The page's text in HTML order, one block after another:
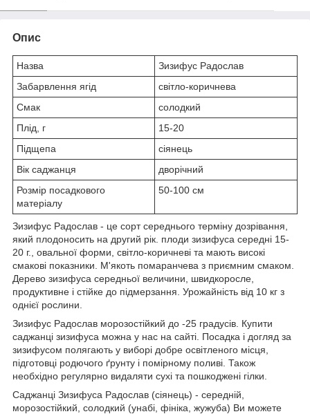
Опис
Назва
Зизифус Радослав
Забарвлення ягід
світло-коричнева
Смак
солодкий
Плід, г
15-20
Підщепа
сіянець
Вік саджанця
дворічний
Розмір посадкового
матеріалу
50-100 см
Зизифус Радослав - це сорт середнього терміну дозрівання,
який плодоносить на другий рік. плоди зизифуса середні 15-
20 г., овальної форми, світло-коричневі та мають високі
смакові показники. М'якоть помаранчева з приємним смаком.
Дерево зизифуса середньої величини, швидкоросле,
продуктивне і стійке до підмерзання. Урожайність від 10 кг з
однієї рослини.
Зизифус Радослав морозостійкий до -25 градусів. Купити
саджанці зизифуса можна у нас на сайті. Посадка і догляд за
зизифусом полягають у виборі добре освітленого місця,
підготовці родючого ґрунту і помірному поливі. Також
необхідно регулярно видаляти сухі та пошкоджені гілки.
Саджанці Зизифуса Радослав (сіянець) - середній,
морозостійкий, солодкий (унабі, фініка, жужуба) Ви можете